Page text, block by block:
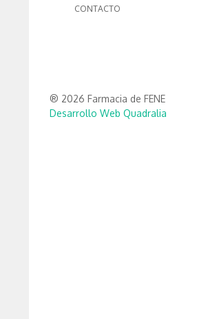
CONTACTO
® 2026 Farmacia de FENE
Desarrollo Web Quadralia